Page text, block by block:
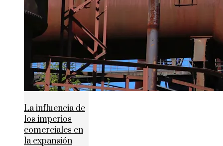
La influencia de
los imperios
comerciales en
la expansión